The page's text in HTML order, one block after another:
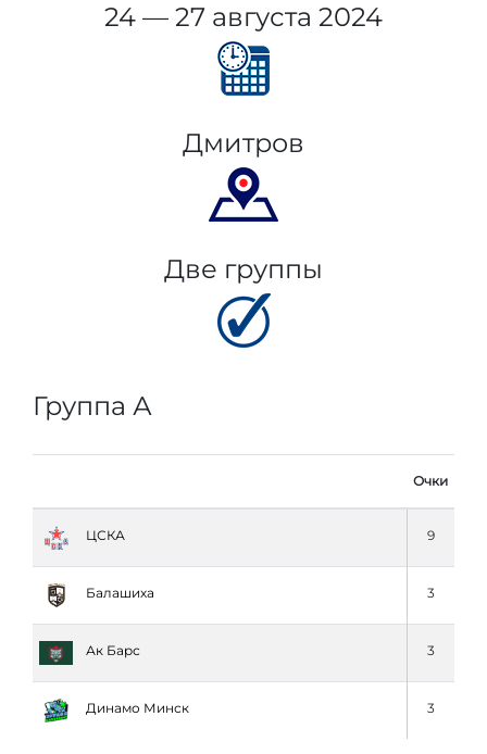
24 — 27 августа 2024
Дмитров
Две группы
Группа А
Очки
ЦСКА 9
Балашиха 3
Ак Барс 3
Динамо Минск 3